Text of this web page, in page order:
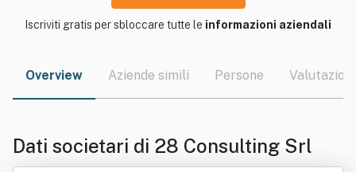
Iscriviti gratis per sbloccare tutte le informazioni aziendali
Overview Aziende simili Persone Valutazioni
Dati societari di 28 Consulting Srl